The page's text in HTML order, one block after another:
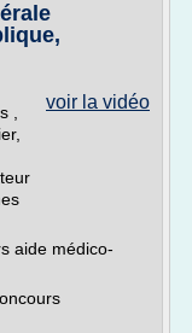
voir la vidéo
,
aide médico-